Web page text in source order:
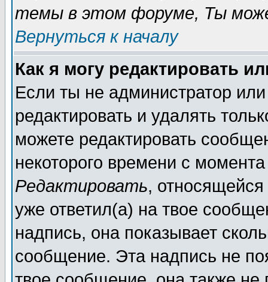
темы в этом форуме, Ты
Вернуться к началу
Как я могу редактировать
Если ты не администратор
редактировать и удалять
можете редактировать
некоторого времени с
Редактировать,
уже ответил(а) на твое
надпись, она показывает
сообщение. Эта надпись не